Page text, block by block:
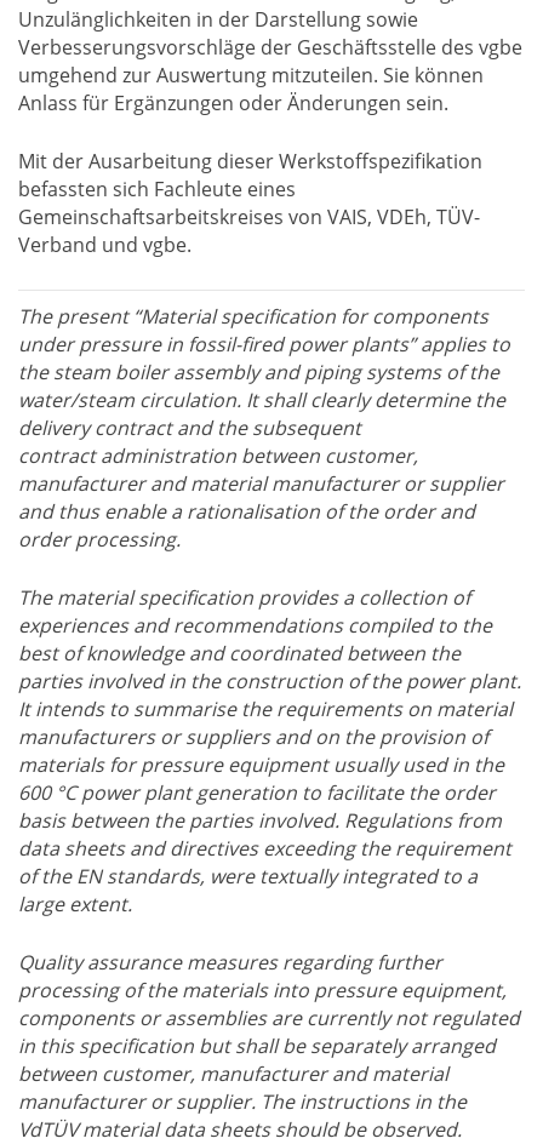
Unzulänglichkeiten in der Darstellung sowie
Verbesserungsvorschläge der Geschäftsstelle des vgbe
umgehend zur Auswertung mitzuteilen. Sie können
Anlass für Ergänzungen oder Änderungen sein.
Mit der Ausarbeitung dieser Werkstoffspezifikation
befassten sich Fachleute eines
Gemeinschaftsarbeitskreises von VAIS, VDEh, TÜV-
Verband und vgbe.
The present “Material specification for components
under pressure in fossil-fired power plants” applies to
the steam boiler assembly and piping systems of the
water/steam circulation. It shall clearly determine the
delivery contract and the subsequent
contract administration between customer,
manufacturer and material manufacturer or supplier
and thus enable a rationalisation of the order and
order processing.
The material specification provides a collection of
experiences and recommendations compiled to the
best of knowledge and coordinated between the
parties involved in the construction of the power plant.
It intends to summarise the requirements on material
manufacturers or suppliers and on the provision of
materials for pressure equipment usually used in the
600 °C power plant generation to facilitate the order
basis between the parties involved. Regulations from
data sheets and directives exceeding the requirement
of the EN standards, were textually integrated to a
large extent.
Quality assurance measures regarding further
processing of the materials into pressure equipment,
components or assemblies are currently not regulated
in this specification but shall be separately arranged
between customer, manufacturer and material
manufacturer or supplier. The instructions in the
VdTÜV material data sheets should be observed.